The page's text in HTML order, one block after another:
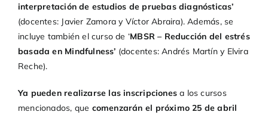
interpretación de estudios de pruebas diagnósticas’
(docentes: Javier Zamora y Víctor Abraira). Además, se
incluye también el curso de ‘MBSR – Reducción del estrés
basada en Mindfulness’ (docentes: Andrés Martín y Elvira
Reche).
Ya pueden realizarse las inscripcionesa los cursos
mencionados, que comenzarán el próximo 25 de abril